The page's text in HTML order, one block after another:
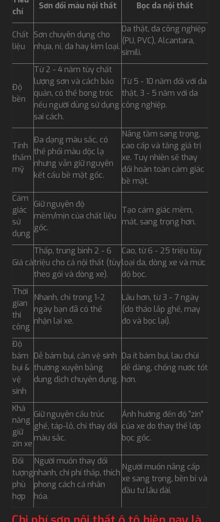
chí
Sơn đổi màu nội thất Bọc da nội thất
Chất
liệu
Sơn chuyên dụng cho
nhựa, nỉ, da hay kim loại.
Da thật, da công nghiệp
(PU, PVC), Alcantara,
simili.
Độ
bền
Từ 2 - 4 năm tùy chất
lượng sơn và cách bảo
quản, có thể bong tróc
nếu người dùng sử dụng
sai cách.
Từ 5 - 10 năm đối với da
thật, 3 - 5 năm với da
công nghiệp.
Tính
thẩm
mỹ
Đa dạng màu sắc, có
thể phối màu độc lạ
nhưng vẫn giữ nguyên
kết cấu bề mặt gốc.
Nâng tầm sang trọng,
cao cấp và tăng giá trị
xe. Tuy nhiên sẽ thay
đổi hoàn toàn cảm giác
bề mặt.
Cảm
giác
sử
dụng
Giữ nguyên độ
mềm/mịn của chất liệu
gốc.
Tạo cảm giác mềm,
mát, sang trọng hơn.
Giá cả
Thấp, trung bình 2 - 6
triệu cho cả nội thất (tùy
theo gói và dòng xe).
Cao, từ 6 - 25 triệu tùy
loại da, dòng xe và mức
độ bọc.
Thời
gian
thi
công
Nhanh, chỉ trong 1-2
ngày bạn đã có thể
nhận lại xe.
Lâu hơn, từ 3 - 7 ngày
(do tháo lắp ghế, may
đo và bọc lại).
Độ
bám
bụi &
vệ
sinh
Dễ bám bụi, cần vệ sinh
thường xuyên bằng
dung dịch chuyên dụng.
Da ít bám bụi, lau chùi
dễ dàng, chống nước tốt
hơn.
Khả
năng
giữ
zin xe
Giữ nguyên cấu trúc
ghế, táp-lô, chỉ thay đổi
màu sắc.
Ảnh hưởng đến độ “zin”
của xe do thay thế lớp
bọc gốc.
Đối
tượng
phù
hợp
Người muốn thay đổi
nhanh, chi phí thấp, thích
phong cách cá nhân
hóa.
Người muốn nâng cấp
xe sang trọng, bền bỉ và
đầu tư lâu dài.